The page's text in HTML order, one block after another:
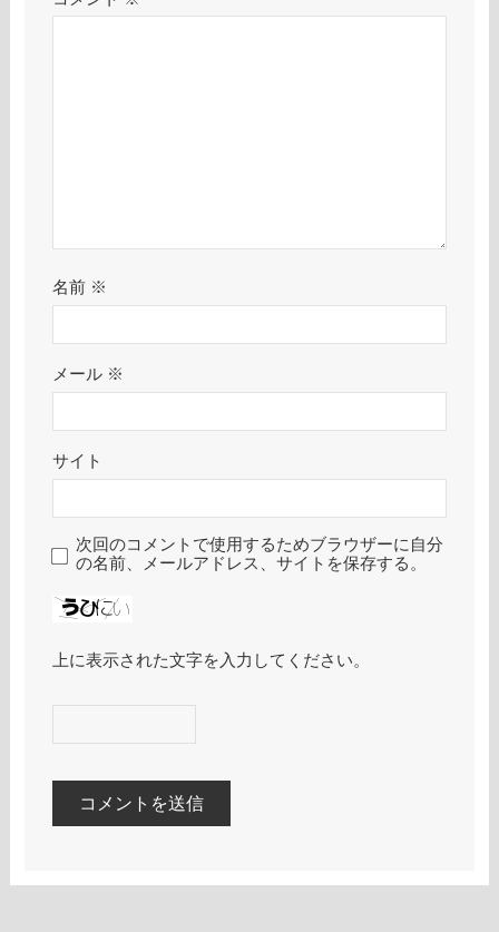
名前 ※
メール ※
サイト
次回のコメントで使用するためブラウザーに自分
の名前、メールアドレス、サイトを保存する。
上に表示された文字を入力してください。